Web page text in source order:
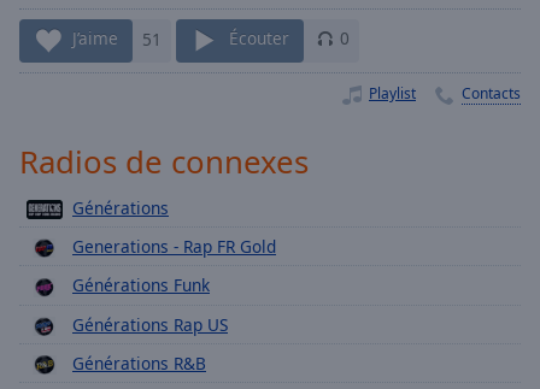
1x
Chapters
Chapters
Descriptions
descriptions
off ,
selected
J’aime 51 Écouter 0
Playlist Contacts
Radios de connexes
Générations
Generations - Rap FR Gold
Générations Funk
Générations Rap US
Générations R&B